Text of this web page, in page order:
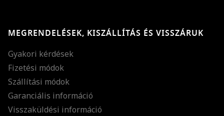
MEGRENDELÉSEK, KISZÁLLÍTÁS ÉS VISSZÁRUK
Gyakori kérdések
Fizetési módok
Szállítási módok
Garanciális információ
Visszaküldési információ